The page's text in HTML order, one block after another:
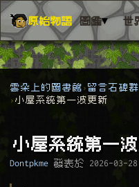
原始物語 圖鑑▾ 世
雲朵上的圖書館 留言石碑群
小屋系統第一波更新
小屋系統第一
Dontpkme 發表於 2026-03-